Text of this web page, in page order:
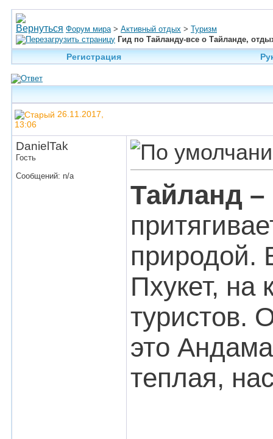
Форум мира > Активный отдых > Туризм
Гид по Тайланду-все о Тайланде,
Регистрация
26.11.2017,
13:06
DanielTak
Гость
Сообщений: n/a
Тайланд
природой.
Пхукет, на
туристов.
это
теплая,